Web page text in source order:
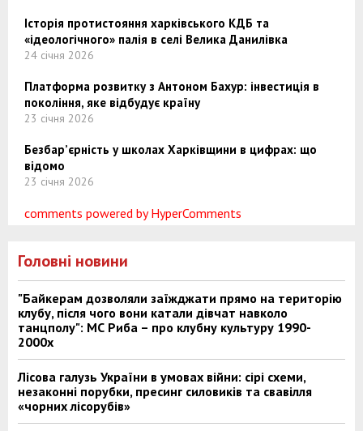
Історія протистояння харківського КДБ та
«ідеологічного» палія в селі Велика Данилівка
24 січня 2026
Платформа розвитку з Антоном Бахур: інвестиція в
покоління, яке відбудує країну
23 січня 2026
Безбар’єрність у школах Харківщини в цифрах: що
відомо
23 січня 2026
comments powered by HyperComments
Головні новини
"Байкерам дозволяли заїжджати прямо на територію
клубу, після чого вони катали дівчат навколо
танцполу": МС Риба – про клубну культуру 1990-
2000х
Лісова галузь України в умовах війни: сірі схеми,
незаконні порубки, пресинг силовиків та свавілля
«чорних лісорубів»